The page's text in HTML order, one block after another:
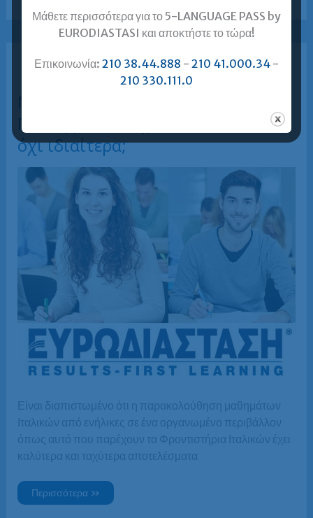
ενήλικες
=
Ευρωδιάσταση!
Γιατί φροντιστήριο Ιταλικών και
όχι ιδιαίτερα;
Είναι διαπιστωμένο ότι η παρακολούθηση μαθημάτων
Ιταλικών από ενήλικες σε ένα οργανωμένο περιβάλλον
όπως αυτό που παρέχουν τα Φροντιστήρια Ιταλικών έχει
καλύτερα και ταχύτερα αποτελέσματα
Μαθήματα
Ιταλικών
Περισσότερα »
Μάθετε περισσότερα για το 5-LANGUAGE PASS by
EURODIASTASI και αποκτήστε το τώρα!
Επικοινωνία: 210 38.44.888 - 210 41.000.34 -
210 330.111.0